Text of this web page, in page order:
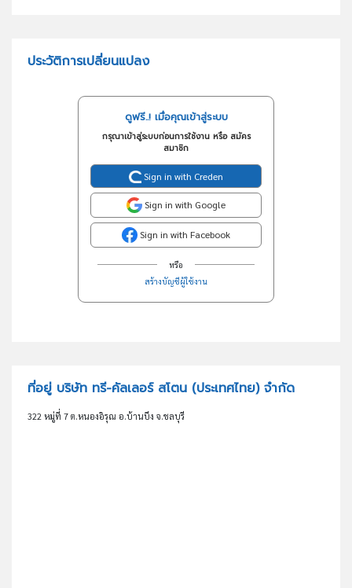
ประวัติการเปลี่ยนแปลง
ดูฟรี..! เมื่อคุณเข้าสู่ระบบ
กรุณาเข้าสู่ระบบก่อนการใช้งาน หรือ สมัคร
สมาชิก
Sign in with Creden
Sign in with Google
Sign in with Facebook
หรือ
สร้างบัญชีผู้ใช้งาน
ที่อยู่ บริษัท ทรี-คัลเลอร์ สโตน (ประเทศไทย) จำกัด
322 หมู่ที่ 7 ต.หนองอิรุณ อ.บ้านบึง จ.ชลบุรี